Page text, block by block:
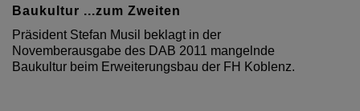
Baukultur ...zum Zweiten
Präsident Stefan Musil beklagt in der
Novemberausgabe des DAB 2011 mangelnde
Baukultur beim Erweiterungsbau der FH Koblenz.